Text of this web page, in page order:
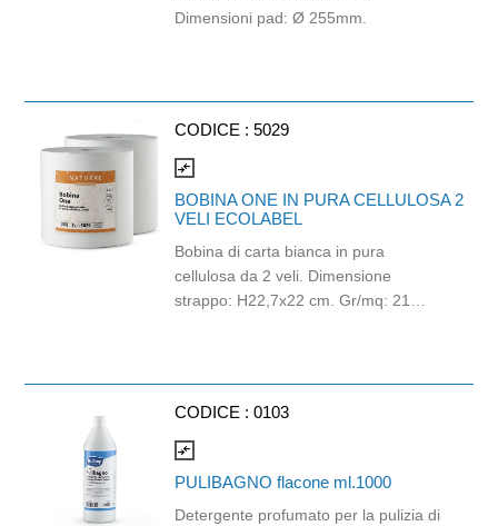
Dimensioni pad: Ø 255mm.
CODICE : 5029
compare_arrows
BOBINA ONE IN PURA CELLULOSA 2
VELI ECOLABEL
Bobina di carta bianca in pura
cellulosa da 2 veli. Dimensione
strappo: H22,7x22 cm. Gr/mq: 21
CODICE : 0103
compare_arrows
PULIBAGNO flacone ml.1000
Detergente profumato per la pulizia di